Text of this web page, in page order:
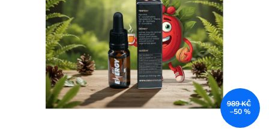
989 KČ
–50 %